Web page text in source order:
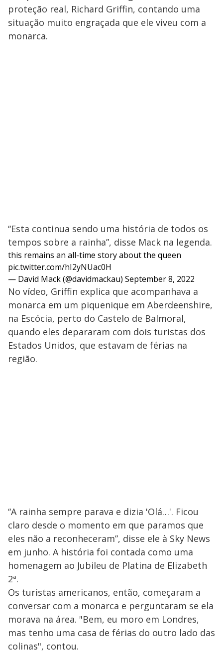
proteção real, Richard Griffin, contando uma
situação muito engraçada que ele viveu com a
monarca.
“Esta continua sendo uma história de todos os
tempos sobre a rainha”, disse Mack na legenda.
this remains an all-time story about the queen
pic.twitter.com/hI2yNUac0H
— David Mack (@davidmackau) September 8, 2022
No vídeo, Griffin explica que acompanhava a
monarca em um piquenique em Aberdeenshire,
na Escócia, perto do Castelo de Balmoral,
quando eles depararam com dois turistas dos
Estados Unidos, que estavam de férias na
região.
“A rainha sempre parava e dizia 'Olá…'. Ficou
claro desde o momento em que paramos que
eles não a reconheceram”, disse ele à Sky News
em junho. A história foi contada como uma
homenagem ao Jubileu de Platina de Elizabeth
2ª.
Os turistas americanos, então, começaram a
conversar com a monarca e perguntaram se ela
morava na área. "Bem, eu moro em Londres,
mas tenho uma casa de férias do outro lado das
colinas", contou.